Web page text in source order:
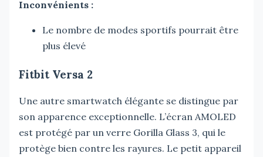
Inconvénients :
Le nombre de modes sportifs pourrait être
plus élevé
Fitbit Versa 2
Une autre smartwatch élégante se distingue par
son apparence exceptionnelle. L’écran AMOLED
est protégé par un verre Gorilla Glass 3, qui le
protège bien contre les rayures. Le petit appareil